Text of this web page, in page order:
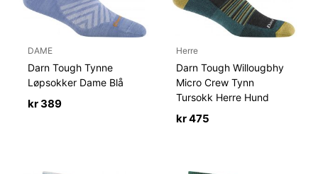
DAME
Darn Tough Tynne
Løpsokker Dame Blå
kr389
Herre
Darn Tough Willougbhy
Micro Crew Tynn
Tursokk Herre Hund
kr475